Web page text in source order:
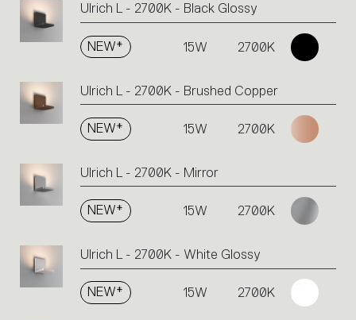
Ulrich L - 2700K - Black Glossy
NEW* 15W 2700K
Ulrich L - 2700K - Brushed Copper
NEW* 15W 2700K
Ulrich L - 2700K - Mirror
NEW* 15W 2700K
Ulrich L - 2700K - White Glossy
NEW* 15W 2700K